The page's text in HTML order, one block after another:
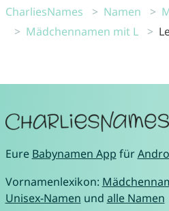
CharliesNames Namen
Mädchennamen mit L
Eure Babynamen App für
Vornamenlexikon:
Unisex-Namen und alle Namen